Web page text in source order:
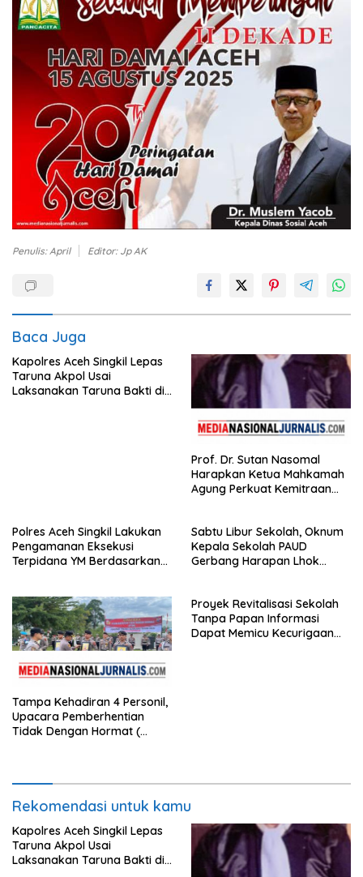
Penulis: April Editor: Jp AK
Baca Juga
Kapolres Aceh Singkil Lepas
Taruna Akpol Usai
Laksanakan Taruna Bakti di
Prof. Dr. Sutan Nasomal
Harapkan Ketua Mahkamah
Agung Perkuat Kemitraan
Watansoppeng
Polres Aceh Singkil Lakukan
Pengamanan Eksekusi
Terpidana YM Berdasarkan
Sabtu Libur Sekolah, Oknum
Kepala Sekolah PAUD
Gerbang Harapan Lhok
Terhadap Wartawan Diminta
APH Lidik Anggaran
Tampa Kehadiran 4 Personil,
Upacara Pemberhentian
Tidak Dengan Hormat (
Proyek Revitalisasi Sekolah
Tanpa Papan Informasi
Dapat Memicu Kecurigaan
Rekomendasi untuk kamu
Kapolres Aceh Singkil Lepas
Taruna Akpol Usai
Laksanakan Taruna Bakti di